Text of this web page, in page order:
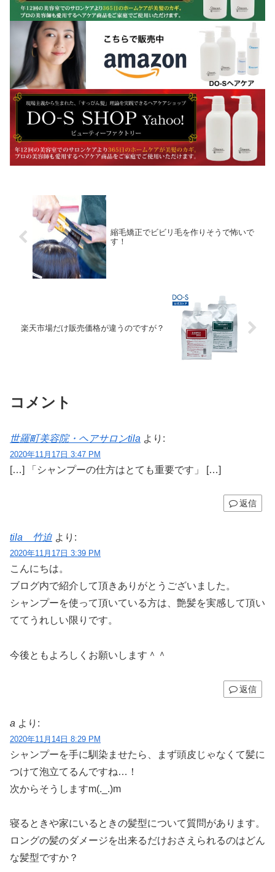
縮毛矯正でビビリ毛を作りそうで怖いで
す！
楽天市場だけ販売価格が違うのですが？
コメント
世羅町美容院・ヘアサロンtila より:
2020年11月17日 3:47 PM
[…] 「シャンプーの仕方はとても重要です」 […]
返信
tila 竹迫 より:
2020年11月17日 3:39 PM
こんにちは。
ブログ内で紹介して頂きありがとうございました。
シャンプーを使って頂いている方は、艶髪を実感して頂い
ててうれしい限りです。
今後ともよろしくお願いします＾＾
返信
a より:
2020年11月14日 8:29 PM
シャンプーを手に馴染ませたら、まず頭皮じゃなくて髪に
つけて泡立てるんですね…！
次からそうしますm(._.)m
寝るときや家にいるときの髪型について質問があります。
ロングの髪のダメージを出来るだけおさえられるのはどん
な髪型ですか？